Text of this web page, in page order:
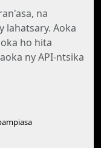
na
lahatsary. Aoka
ho hita
ny API-ntsika